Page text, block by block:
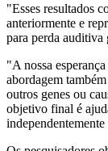
"Esses resultados
anteriormente e
para perda
"A nossa
abordagem
outros genes ou
objetivo final é